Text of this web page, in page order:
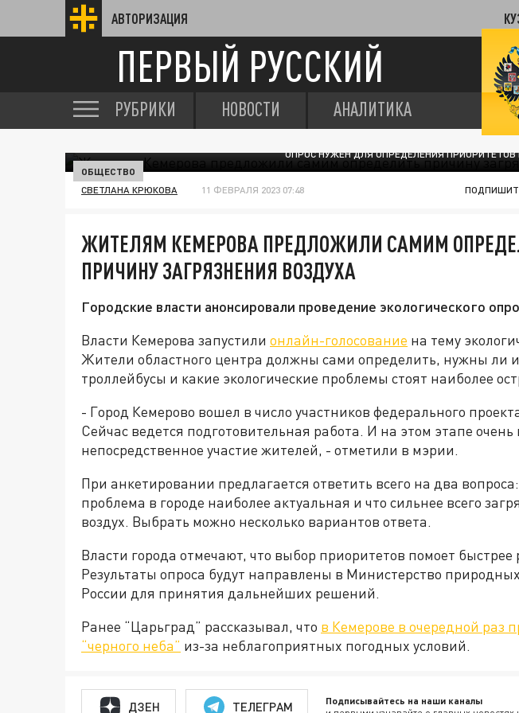
АВТОРИЗАЦИЯ
ПЕРВЫЙ РУССКИЙ
РУБРИКИ НОВОСТИ АНАЛИТИКА
ОПРОС НУЖЕН ДЛЯ ОПРЕДЕЛЕНИЯ
ОБЩЕСТВО
СВЕТЛАНА КРЮКОВА 11 ФЕВРАЛЯ 2023 07:48
ЖИТЕЛЯМ КЕМЕРОВА ПРЕДЛОЖИЛИ САМИМ
ПРИЧИНУ ЗАГРЯЗНЕНИЯ ВОЗДУХА
Городские власти анонсировали проведение экологического
Власти Кемерова запустили онлайн-голосование на тему
Жители областного центра должны сами определить, нужны ли
троллейбусы и какие экологические проблемы стоят наиболее
- Город Кемерово вошел в число участников федерального
Сейчас ведется подготовительная работа. И на этом этапе
непосредственное участие жителей, - отметили в мэрии.
При анкетировании предлагается ответить всего на два
проблема в городе наиболее актуальная и что сильнее всего
воздух. Выбрать можно несколько вариантов ответа.
Власти города отмечают, что выбор приоритетов помоет быстрее
Результаты опроса будут направлены в Министерство
России для принятия дальнейших решений.
Ранее “Царьград” рассказывал, что в Кемерове в очередной раз
“черного неба” из-за неблагоприятных погодных условий.
ДЗЕН ТЕЛЕГРАМ Подписывайтесь на наши каналы